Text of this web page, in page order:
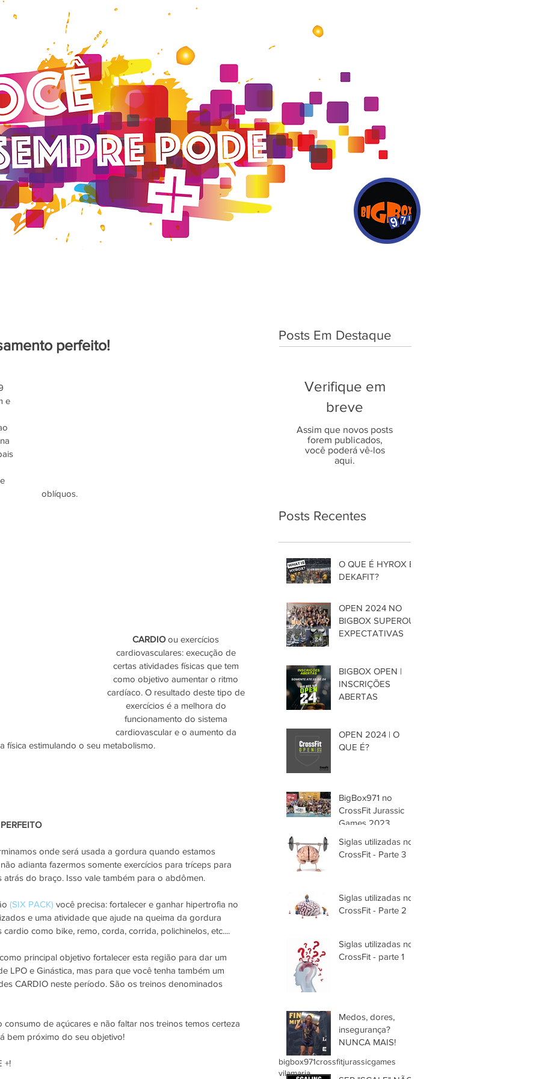
perfeito!
e
oblíquos.
CARDIO ou exercícios
cardiovasculares: execução de
certas atividades físicas que tem
como objetivo aumentar o ritmo
cardíaco. O resultado deste tipo de
exercícios é a melhora do
funcionamento do sistema
cardiovascular e o aumento da
física estimulando o seu metabolismo.
onde será usada a gordura quando estamos
adianta fazermos somente exercícios para tríceps para
do braço. Isso vale também para o abdômen.
(SIX PACK) você precisa: fortalecer e ganhar hipertrofia no
e uma atividade que ajude na queima da gordura
como bike, remo, corda, corrida, polichinelos, etc....
principal objetivo fortalecer esta região para dar um
LPO e Ginástica, mas para que você tenha também um
CARDIO neste período. São os treinos denominados
de açúcares e não faltar nos treinos temos certeza
bem próximo do seu objetivo!
+!
Posts Em Destaque
Verifique em
breve
Assim que novos posts
forem publicados,
você poderá vê-los
aqui.
Posts Recentes
O QUE É HYROX E
DEKAFIT?
OPEN 2024 NO
BIGBOX SUPEROU
EXPECTATIVAS
BIGBOX OPEN |
INSCRIÇÕES
ABERTAS
OPEN 2024 | O
QUE É?
BigBox971 no
CrossFit Jurassic
Games 2023.
Siglas utilizadas no
CrossFit - Parte 3
Siglas utilizadas no
CrossFit - Parte 2
Siglas utilizadas no
CrossFit - parte 1
Medos, dores,
insegurança?
NUNCA MAIS!
bigbox971crossfitjurassicgames
vilamaria